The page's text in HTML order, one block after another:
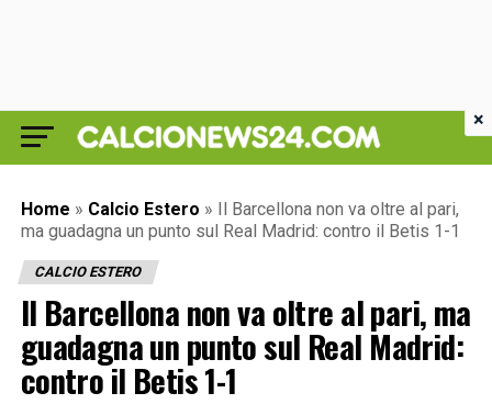
Home » Calcio Estero » Il Barcellona non va oltre al pari,
ma guadagna un punto sul Real Madrid: contro il Betis 1-1
CALCIO ESTERO
Il Barcellona non va oltre al pari, ma
guadagna un punto sul Real Madrid:
contro il Betis 1-1
×